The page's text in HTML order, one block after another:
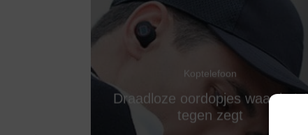
Koptelefoon
Draadloze oordopjes waar je ‘u’
tegen zegt